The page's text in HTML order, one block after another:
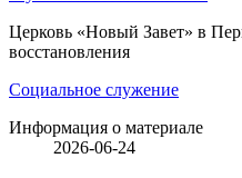
Церковь «Новый Завет» в
восстановления
Социальное служение
Информация о материале
2026-06-24